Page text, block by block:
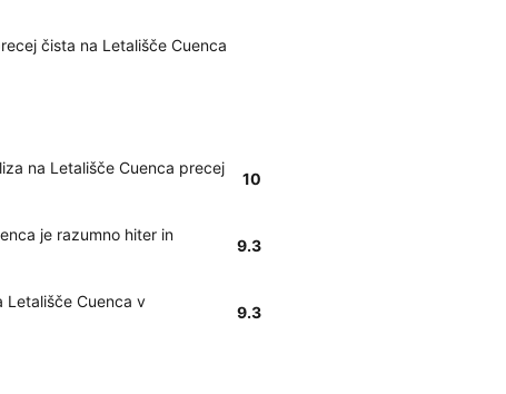
čista na Letališče Cuenca
na Letališče Cuenca precej
10
je razumno hiter in
9.3
Letališče Cuenca v
9.3